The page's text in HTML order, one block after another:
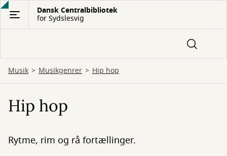
Gå
hovedindhold
Dansk Centralbibliotek
for Sydslesvig
Musik Musikgenrer Hip hop
Hip hop
Rytme, rim og rå fortællinger.